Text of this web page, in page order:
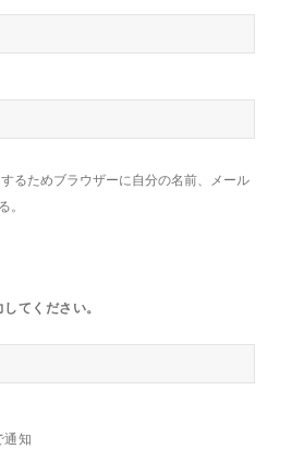
るためブラウザーに自分の名前、メール
てください。
通知